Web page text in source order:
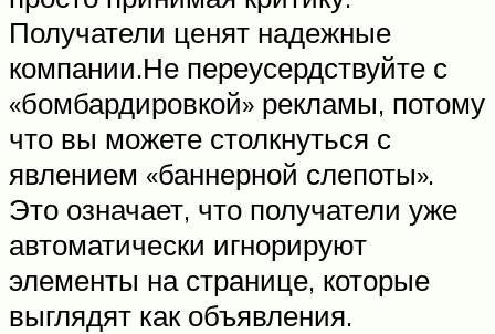
Получатели ценят надежные
компании.Не переусердствуйте с
«бомбардировкой» рекламы, потому
что вы можете столкнуться с
явлением «баннерной слепоты».
Это означает, что получатели уже
автоматически игнорируют
элементы на странице, которые
выглядят как объявления.